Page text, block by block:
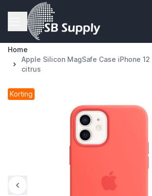
Ga naar de inhoud
Home
Apple Silicon MagSafe Case iPhone 12
citrus
Korting